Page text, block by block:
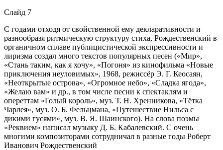
Слайд 7
С годами отходя от свойственной ему декларативности и
разнообразя ритмическую структуру стиха, Рождественский в
органичном сплаве публицистической экспрессивности и
лиризма создал много текстов популярных песен («Мир»,
«Стань таким, как я хочу», «Погоня» из кинофильма «Новые
приключения неуловимых», 1968, режиссёр Э. Г. Кеосаян,
«Неоткрытые острова», «Огромное небо», «Сладка ягода»,
«Желаю вам» и др., в том числе песни к спектаклям и
опереттам «Голый король», муз. Т. Н. Хренникова, «Тётка
Чарлея», муз. О. Б. Фельцмана, «Путешествие Нильса с
дикими гусями», муз. В. Я. Шаинского). На слова поэмы
«Реквием» написал музыку Д. Б. Кабалевский. С очень
многими композиторами сотрудничал в разные годы Роберт
Иванович Рождественский